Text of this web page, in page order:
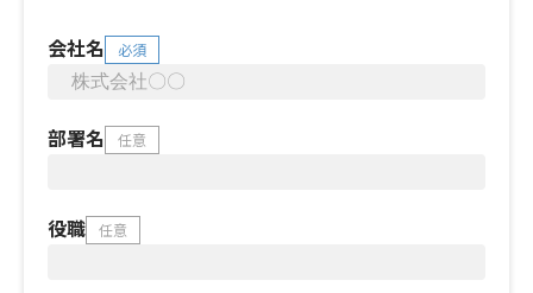
会社名 必須
部署名 任意
役職 任意